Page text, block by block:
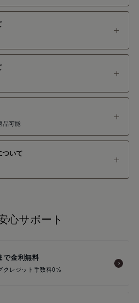
品可能
ついて
心サポート
で金利無料
クレジット手数料0%